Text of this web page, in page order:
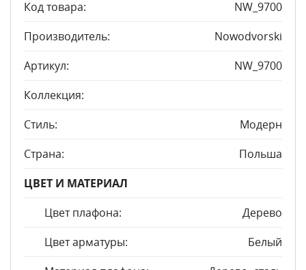
Код товара:
NW_9700
Производитель:
Nowodvorski
Артикул:
NW_9700
Коллекция:
Стиль:
Модерн
Страна:
Польша
ЦВЕТ И МАТЕРИАЛ
Цвет плафона:
Дерево
Цвет арматуры:
Белый